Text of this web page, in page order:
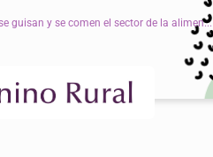
guisan y se comen el sector de la alimen...